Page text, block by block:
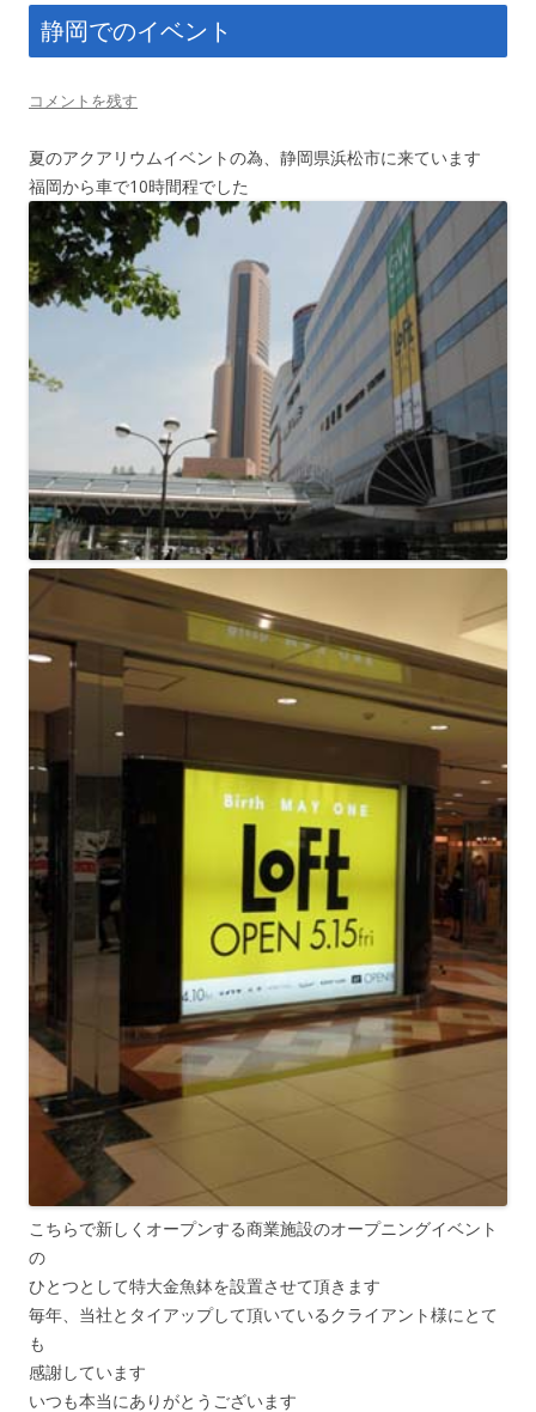
静岡でのイベント
コメントを残す
夏のアクアリウムイベントの為、静岡県浜松市に来ています
福岡から車で10時間程でした
こちらで新しくオープンする商業施設のオープニングイベント
の
ひとつとして特大金魚鉢を設置させて頂きます
毎年、当社とタイアップして頂いているクライアント様にとて
も
感謝しています
いつも本当にありがとうございます